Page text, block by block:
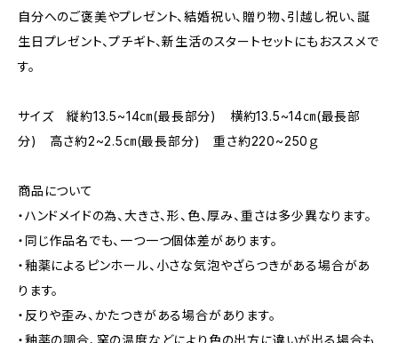
自分へのご褒美やプレゼント、結婚祝い、贈り物、引越し祝い、誕
生日プレゼント、プチギト、新生活のスタートセットにもおススメで
す。
サイズ 縦約13.5~14㎝(最長部分) 横約13.5~14㎝(最長部
分) 高さ約2~2.5㎝(最長部分) 重さ約220~250ｇ
商品について
・ハンドメイドの為、大きさ、形、色、厚み、重さは多少異なります。
・同じ作品名でも、一つ一つ個体差があります。
・釉薬によるピンホール、小さな気泡やざらつきがある場合があ
ります。
・反りや歪み、かたつきがある場合があります。
・釉薬の調合、窯の温度などにより色の出方に違いが出る場合も